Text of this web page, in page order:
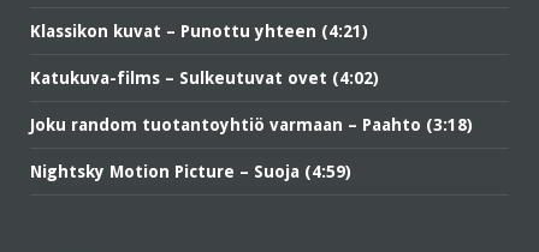
Klassikon kuvat – Punottu yhteen (4:21)
Katukuva-films – Sulkeutuvat ovet (4:02)
Joku random tuotantoyhtiö varmaan – Paahto (3:18)
Nightsky Motion Picture – Suoja (4:59)